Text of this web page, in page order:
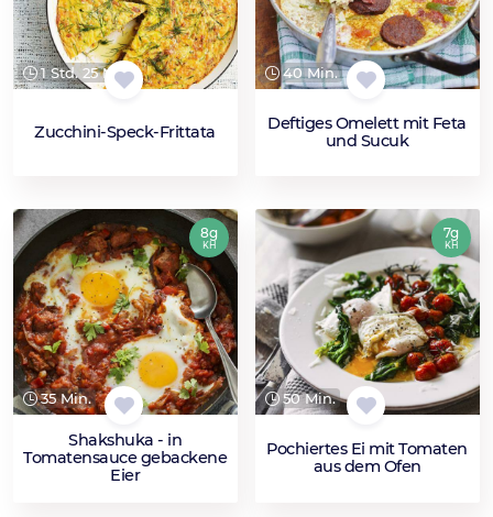
1 Std. 25 Min.
Zucchini-Speck-Frittata
40 Min.
Deftiges Omelett mit Feta
und Sucuk
35 Min.
Shakshuka - in
Tomatensauce gebackene
Eier
8g
KH
50 Min.
Pochiertes Ei mit Tomaten
aus dem Ofen
7g
KH